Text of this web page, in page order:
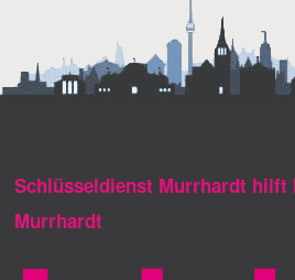
Schlüsseldienst Murrhardt hilft
Murrhardt